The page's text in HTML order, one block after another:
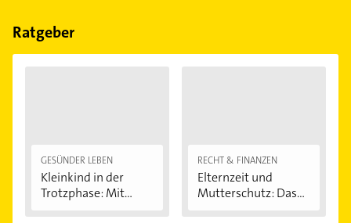
Feiertagen abweichen können.
Ratgeber
GESÜNDER LEBEN
Kleinkind in der
Trotzphase: Mit...
RECHT & FINANZEN
Elternzeit und
Mutterschutz: Das...